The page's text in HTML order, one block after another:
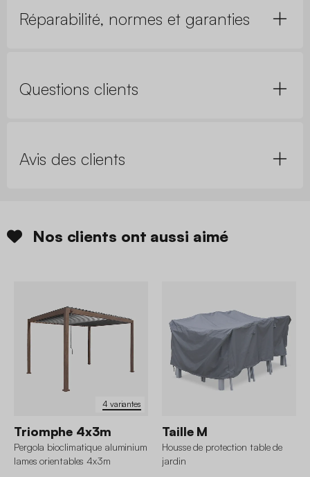
Réparabilité, normes et garanties
Questions clients
Avis des clients
Nos clients ont aussi aimé
4 variantes
Triomphe 4x3m
Pergola bioclimatique aluminium
lames orientables 4x3m
Taille M
Housse de protection table de
jardin